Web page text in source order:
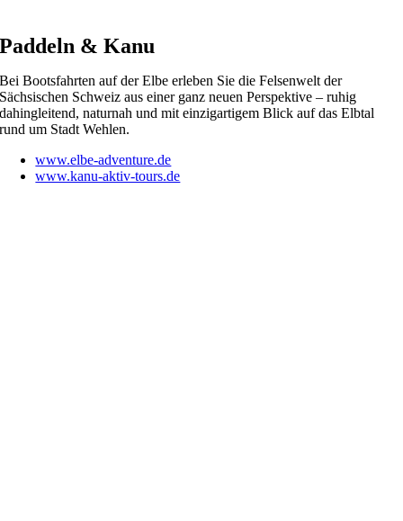
Paddeln & Kanu
Bei Bootsfahrten auf der Elbe erleben Sie die Felsenwelt der
Sächsischen Schweiz aus einer ganz neuen Perspektive – ruhig
dahingleitend, naturnah und mit einzigartigem Blick auf das Elbtal
rund um Stadt Wehlen.
www.elbe-adventure.de
www.kanu-aktiv-tours.de